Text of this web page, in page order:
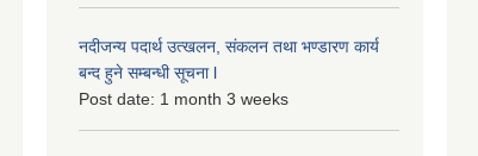
नदीजन्य पदार्थ उत्खलन, संकलन तथा भण्डारण कार्य
बन्द हुने सम्बन्धी सूचना l
Post date: 1 month 3 weeks